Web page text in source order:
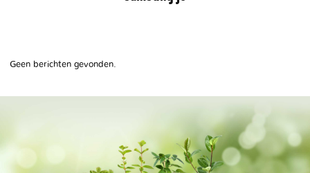
Geen berichten gevonden.